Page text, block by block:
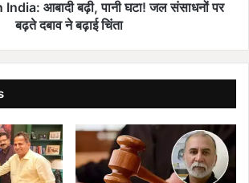
आबादी बढ़ी, पानी घटा! जल संसाधनों पर
बढ़ते दबाव ने बढ़ाई चिंता